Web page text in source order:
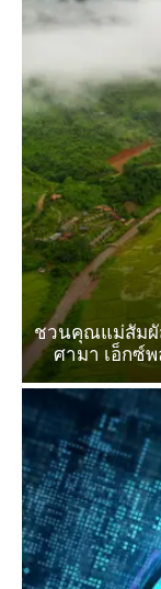
ชวนคุณแม่สัมผั
ศามา เอ็กซ์พ